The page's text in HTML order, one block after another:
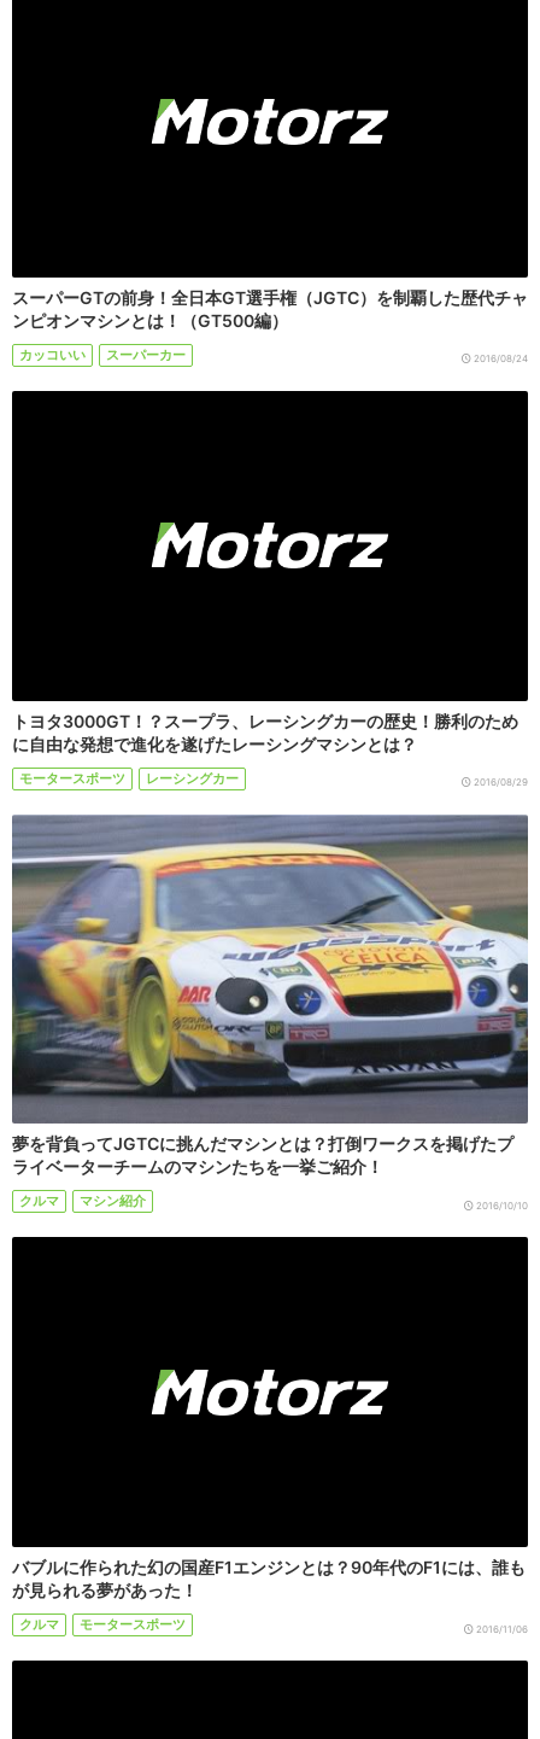
スーパーGTの前身！全日本GT選手権（JGTC）を制覇した歴代チャ
ンピオンマシンとは！（GT500編）
カッコいい スーパーカー 2016/08/24
トヨタ3000GT！？スープラ、レーシングカーの歴史！勝利のため
に自由な発想で進化を遂げたレーシングマシンとは？
モータースポーツ レーシングカー 2016/08/29
夢を背負ってJGTCに挑んだマシンとは？打倒ワークスを掲げたプ
ライベーターチームのマシンたちを一挙ご紹介！
クルマ マシン紹介 2016/10/10
バブルに作られた幻の国産F1エンジンとは？90年代のF1には、誰も
が見られる夢があった！
クルマ モータースポーツ 2016/11/06